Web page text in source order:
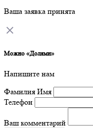
Ваша заявка принята
Можно «Долями»
Напишите нам
Фамилия Имя
Телефон
Ваш комментарий